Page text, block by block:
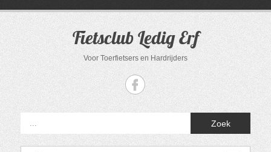
Fietsclub Ledig Erf
Voor Toerfietsers en Hardrijders
Zoek